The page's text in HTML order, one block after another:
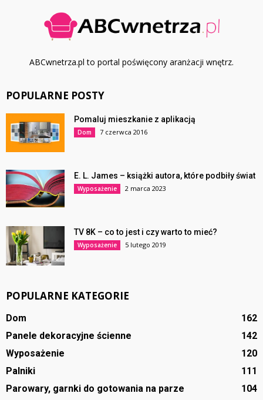
ABCwnetrza.pl to portal poświęcony aranżacji wnętrz.
POPULARNE POSTY
Pomaluj mieszkanie z aplikacją
Dom 7 czerwca 2016
E. L. James – książki autora, które podbiły świat
Wyposażenie 2 marca 2023
TV 8K – co to jest i czy warto to mieć?
Wyposażenie 5 lutego 2019
POPULARNE KATEGORIE
Dom
162
Panele dekoracyjne ścienne
142
Wyposażenie
120
Palniki
111
Parowary, garnki do gotowania na parze
104